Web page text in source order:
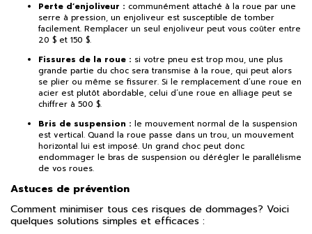
Perte d’enjoliveur : communément attaché à la roue par une
serre à pression, un enjoliveur est susceptible de tomber
facilement. Remplacer un seul enjoliveur peut vous coûter entre
20 $ et 150 $.
Fissures de la roue : si votre pneu est trop mou, une plus
grande partie du choc sera transmise à la roue, qui peut alors
se plier ou même se fissurer. Si le remplacement d’une roue en
acier est plutôt abordable, celui d’une roue en alliage peut se
chiffrer à 500 $.
Bris de suspension : le mouvement normal de la suspension
est vertical. Quand la roue passe dans un trou, un mouvement
horizontal lui est imposé. Un grand choc peut donc
endommager le bras de suspension ou dérégler le parallélisme
de vos roues.
Astuces de prévention
Comment minimiser tous ces risques de dommages? Voici
quelques solutions simples et efficaces :